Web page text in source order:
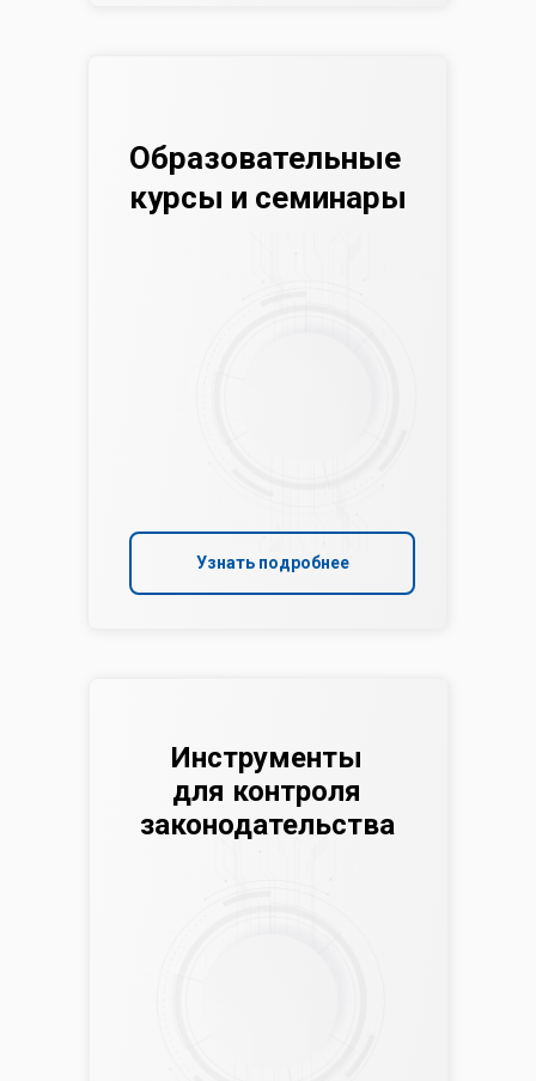
Инструменты
для контроля
законодательства
Узнать подробнее
Образовательные
курсы и семинары